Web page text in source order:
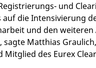
und
auf die Intensivierung
und den weiteren
sagte Matthias
Mitglied des Eurex
www.eurex.com
Minuten